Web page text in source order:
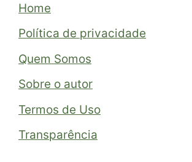
Home
Política de privacidade
Quem Somos
Sobre o autor
Termos de Uso
Transparência